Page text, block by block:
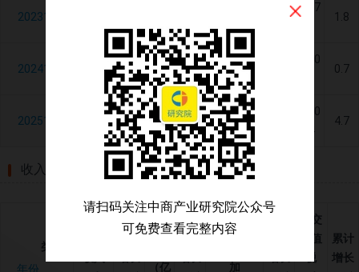
202312
1.2
1.5
2217
1.8
202412 22671.2 1.4
399
8.2
2.6
3636
6.5
2250
0.7
202512 23902.5 5.2
424
2.1
6.4
3760
8.7
2370
5.4
4.7
收入利润
类别
年份
累计
利润
（亿
累计
主营业务
加
应交
增值
税
累计
增长
请扫码关注中商产业研究院公众号
可免费查看完整内容